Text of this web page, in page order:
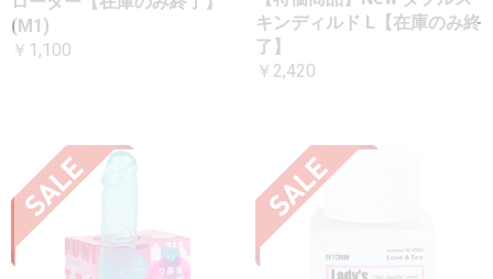
(M1)
￥1,100
キンディルド L【在庫のみ終
了】
￥2,420